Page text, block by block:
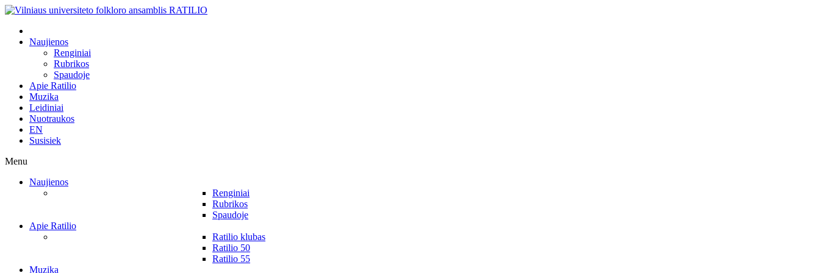
Naujienos
Renginiai
Rubrikos
Spaudoje
Apie Ratilio
Muzika
Leidiniai
Nuotraukos
EN
Susisiek
Menu
Naujienos
Renginiai
Rubrikos
Spaudoje
Apie Ratilio
Ratilio klubas
Ratilio 50
Ratilio 55
Muzika